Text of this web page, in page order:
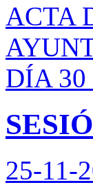
ACTA
DÍA 30
25-11-